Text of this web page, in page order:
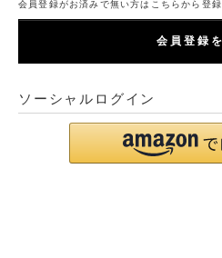
会員登録がお済みで無い方はこちらから登
会員登録
ソーシャルログイン